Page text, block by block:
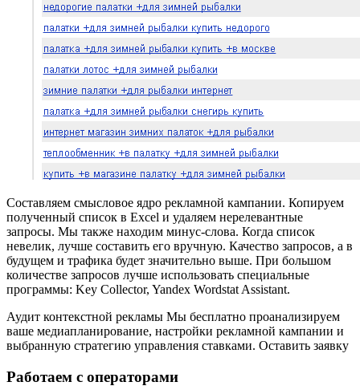
Составляем смысловое ядро ​​рекламной кампании. Копируем
полученный список в Excel и удаляем нерелевантные
запросы. Мы также находим минус-слова. Когда список
невелик, лучше составить его вручную. Качество запросов, а в
будущем и трафика будет значительно выше. При большом
количестве запросов лучше использовать специальные
программы: Key Collector, Yandex Wordstat Assistant.
Аудит контекстной рекламы Мы бесплатно проанализируем
ваше медиапланирование, настройки рекламной кампании и
выбранную стратегию управления ставками. Оставить заявку
Работаем с операторами